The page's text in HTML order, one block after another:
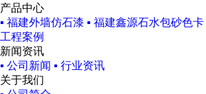
产品中心
▪ 福建外墙仿石漆 ▪ 福建鑫源石水包砂色卡
工程案例
新闻资讯
▪ 公司新闻 ▪ 行业资讯
关于我们